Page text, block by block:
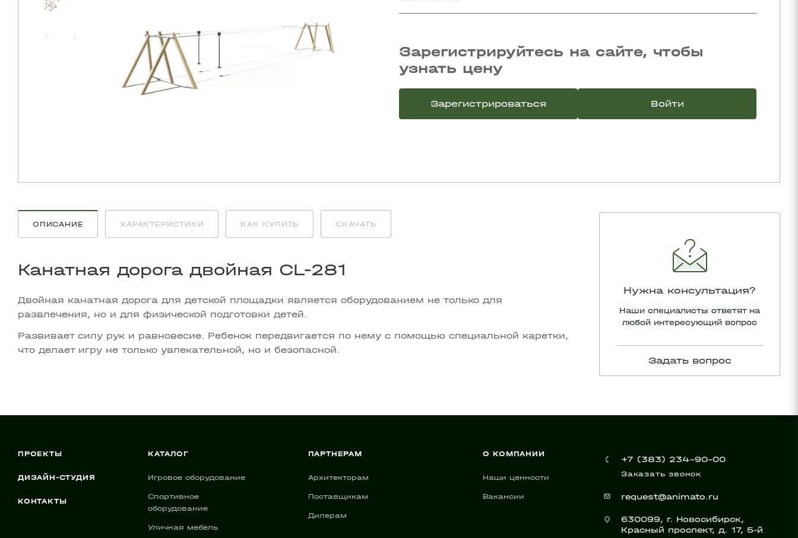
Зарегистрируйтесь на сайте, чтобы
узнать цену
Зарегистрироваться Войти
ОПИСАНИЕ ХАРАКТЕРИСТИКИ КАК КУПИТЬ СКАЧАТЬ
Канатная дорога двойная CL-281
Двойная канатная дорога для детской площадки является оборудованием не только для
развлечения, но и для физической подготовки детей.
Развивает силу рук и равновесие. Ребенок передвигается по нему с помощью специальной каретки,
что делает игру не только увлекательной, но и безопасной.
Нужна консультация?
Наши специалисты ответят на
любой интересующий вопрос
Задать вопрос
ПРОЕКТЫ
ДИЗАЙН-СТУДИЯ
КОНТАКТЫ
КАТАЛОГ
Игровое оборудование
Спортивное
оборудование
Уличная мебель
ПАРТНЕРАМ
Архитекторам
Поставщикам
Дилерам
О КОМПАНИИ
Наши ценности
Вакансии
+7 (383) 234-90-00
Заказать звонок
request@animato.ru
630099, г. Новосибирск,
Красный проспект, д. 17, 5-й